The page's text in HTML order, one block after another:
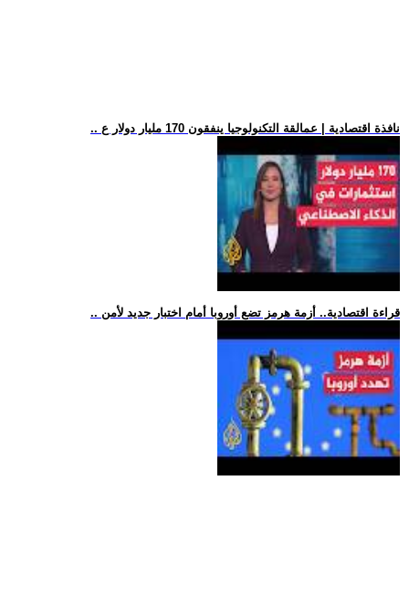
.. نافذة اقتصادية | عمالقة التكنولوجيا ينفقون 170 مليار دولار ع
.. قراءة اقتصادية.. أزمة هرمز تضع أوروبا أمام اختبار جديد لأمن